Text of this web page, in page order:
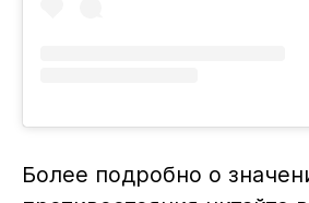
Более подробно о